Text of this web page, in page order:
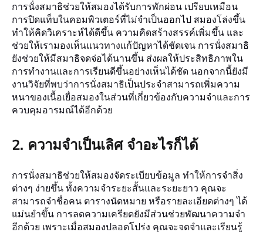
การนั่งสมาธิช่วยให้สมองได้รับการพักผ่อน เปรียบเหมือน
การปิดแท็บในคอมพิวเตอร์ที่ไม่จำเป็นออกไป สมองโล่งขึ้น
ทำให้คิดวิเคราะห์ได้ดีขึ้น ความคิดสร้างสรรค์เพิ่มขึ้น และ
ช่วยให้เรามองเห็นแนวทางแก้ปัญหาได้ชัดเจน การนั่งสมาธิ
ยังช่วยให้มีสมาธิจดจ่อได้นานขึ้น ส่งผลให้ประสิทธิภาพใน
การทำงานและการเรียนดีขึ้นอย่างเห็นได้ชัด นอกจากนี้ยังมี
งานวิจัยที่พบว่าการนั่งสมาธิเป็นประจำสามารถเพิ่มความ
หนาของเนื้อเยื่อสมองในส่วนที่เกี่ยวข้องกับความจำและการ
ควบคุมอารมณ์ได้อีกด้วย
2. ความจำเป็นเลิศ จำอะไรก็ได้
การนั่งสมาธิช่วยให้สมองจัดระเบียบข้อมูล ทำให้การจำสิ่ง
ต่างๆ ง่ายขึ้น ทั้งความจำระยะสั้นและระยะยาว คุณจะ
สามารถจำชื่อคน ตารางนัดหมาย หรือรายละเอียดต่างๆ ได้
แม่นยำขึ้น การลดความเครียดยังมีส่วนช่วยพัฒนาความจำ
อีกด้วย เพราะเมื่อสมองปลอดโปร่ง คุณจะจดจำและเรียนรู้